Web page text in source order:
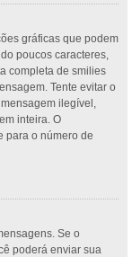
gráficas que podem
poucos caracteres,
completa de smilies
Tente evitar o
ilegível,
inteira. O
para o número de
Se o
poderá enviar sua